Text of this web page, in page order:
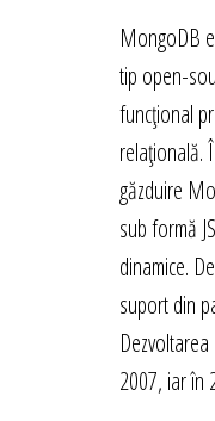
MongoDB
tip open-
funcțional
relațională.
găzduire
sub formă
dinamice.
suport din
2007, iar